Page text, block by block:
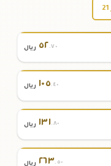
٥٢.٧٠ ريال
١٠٥.٤٠ ريال
١٣١.٨٠ ريال
٢٦٣.٥٠ ريال